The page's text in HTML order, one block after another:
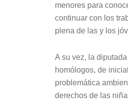
menores para
continuar con los
plena de las y los
A su vez, la
homólogos, de
problemática
derechos de las